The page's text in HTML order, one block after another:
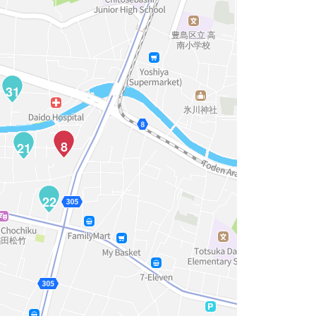
31
22
21 8